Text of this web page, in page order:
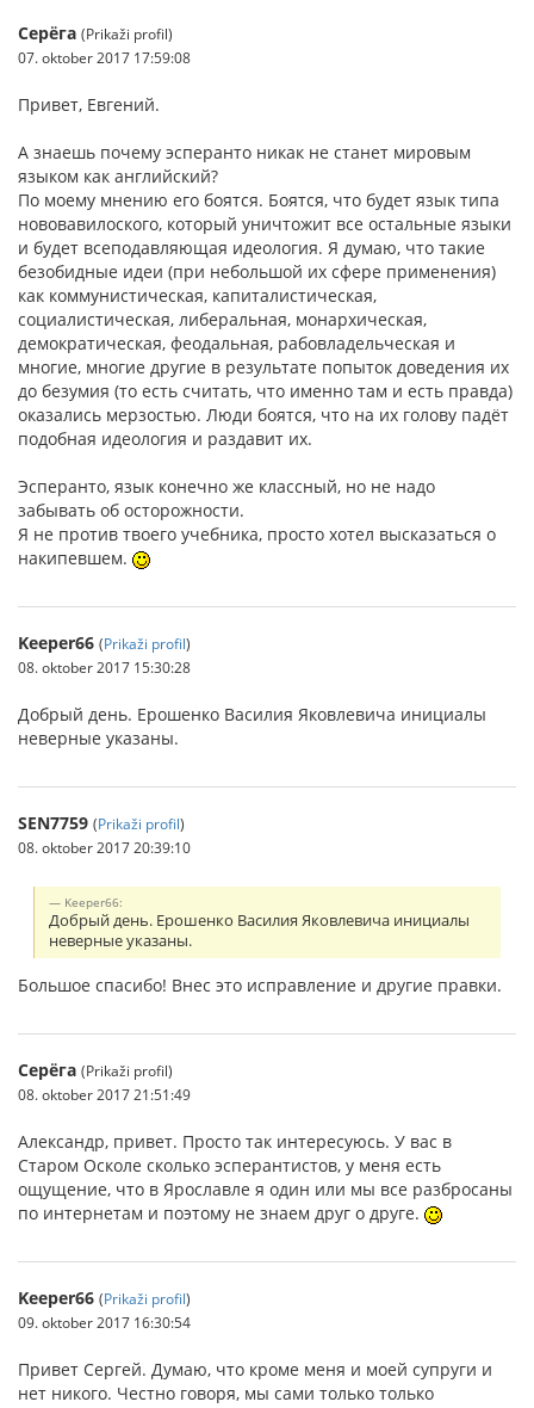
Серёга (Prikaži profil)
07. oktober 2017 17:59:08
Привет, Евгений.
А знаешь почему эсперанто никак не станет мировым
языком как английский?
По моему мнению его боятся. Боятся, что будет язык типа
нововавилоского, который уничтожит все остальные языки
и будет всеподавляющая идеология. Я думаю, что такие
безобидные идеи (при небольшой их сфере применения)
как коммунистическая, капиталистическая,
социалистическая, либеральная, монархическая,
демократическая, феодальная, рабовладельческая и
многие, многие другие в результате попыток доведения их
до безумия (то есть считать, что именно там и есть правда)
оказались мерзостью. Люди боятся, что на их голову падёт
подобная идеология и раздавит их.
Эсперанто, язык конечно же классный, но не надо
забывать об осторожности.
Я не против твоего учебника, просто хотел высказаться о
накипевшем.
Keeper66 (Prikaži profil)
08. oktober 2017 15:30:28
Добрый день. Ерошенко Василия Яковлевича инициалы
неверные указаны.
SEN7759 (Prikaži profil)
08. oktober 2017 20:39:10
Keeper66:
Добрый день. Ерошенко Василия Яковлевича инициалы
неверные указаны.
Большое спасибо! Внес это исправление и другие правки.
Серёга (Prikaži profil)
08. oktober 2017 21:51:49
Александр, привет. Просто так интересуюсь. У вас в
Старом Осколе сколько эсперантистов, у меня есть
ощущение, что в Ярославле я один или мы все разбросаны
по интернетам и поэтому не знаем друг о друге.
Keeper66 (Prikaži profil)
09. oktober 2017 16:30:54
Привет Сергей. Думаю, что кроме меня и моей супруги и
нет никого. Честно говоря, мы сами только только